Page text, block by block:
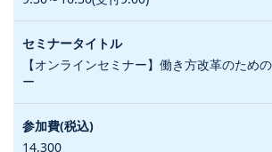
【オンラインセミナー】働き方改革のため
ー
14,300